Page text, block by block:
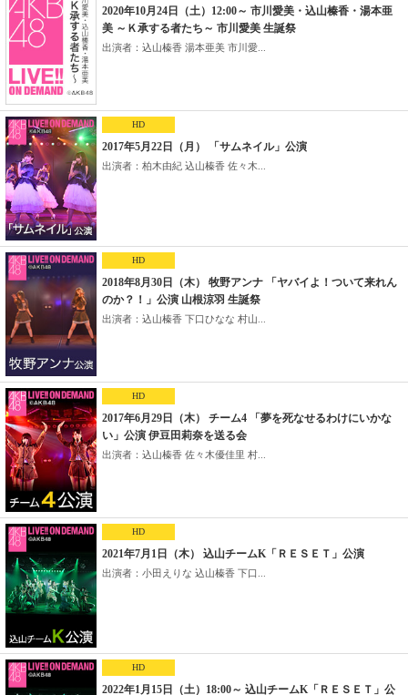
2020年10月24日（土）12:00～ 市川愛美・込山榛香・湯本亜
美 ～Ｋ承する者たち～ 市川愛美 生誕祭
出演者：込山榛香 湯本亜美 市川愛...
HD
2017年5月22日（月） 「サムネイル」公演
出演者：柏木由紀 込山榛香 佐々木...
HD
2018年8月30日（木） 牧野アンナ 「ヤバイよ！ついて来れん
のか？！」公演 山根涼羽 生誕祭
出演者：込山榛香 下口ひなな 村山...
HD
2017年6月29日（木） チーム4 「夢を死なせるわけにいかな
い」公演 伊豆田莉奈を送る会
出演者：込山榛香 佐々木優佳里 村...
HD
2021年7月1日（木） 込山チームK「ＲＥＳＥＴ」公演
出演者：小田えりな 込山榛香 下口...
HD
2022年1月15日（土）18:00～ 込山チームK「ＲＥＳＥＴ」公